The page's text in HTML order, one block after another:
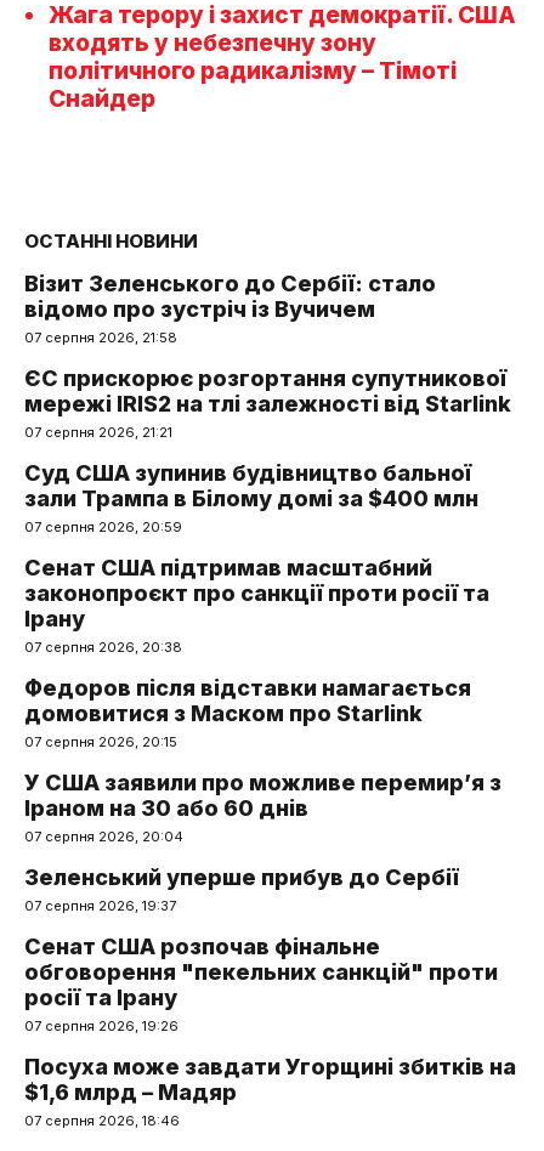
Жага терору і захист демократії. США
входять у небезпечну зону
політичного радикалізму – Тімоті
Снайдер
ОСТАННІ НОВИНИ
Візит Зеленського до Сербії: стало
відомо про зустріч із Вучичем
07 серпня 2026, 21:58
ЄС прискорює розгортання супутникової
мережі IRIS2 на тлі залежності від Starlink
07 серпня 2026, 21:21
Суд США зупинив будівництво бальної
зали Трампа в Білому домі за $400 млн
07 серпня 2026, 20:59
Сенат США підтримав масштабний
законопроєкт про санкції проти росії та
Ірану
07 серпня 2026, 20:38
Федоров після відставки намагається
домовитися з Маском про Starlink
07 серпня 2026, 20:15
У США заявили про можливе перемир’я з
Іраном на 30 або 60 днів
07 серпня 2026, 20:04
Зеленський уперше прибув до Сербії
07 серпня 2026, 19:37
Сенат США розпочав фінальне
обговорення "пекельних санкцій" проти
росії та Ірану
07 серпня 2026, 19:26
Посуха може завдати Угорщині збитків на
$1,6 млрд – Мадяр
07 серпня 2026, 18:46